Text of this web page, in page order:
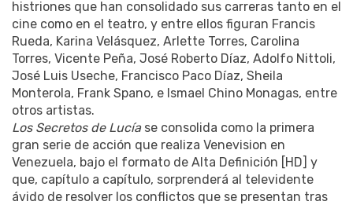
histriones que han consolidado sus carreras tanto en el
cine como en el teatro, y entre ellos figuran Francis
Rueda, Karina Velásquez, Arlette Torres, Carolina
Torres, Vicente Peña, José Roberto Díaz, Adolfo Nittoli,
José Luis Useche, Francisco Paco Díaz, Sheila
Monterola, Frank Spano, e Ismael Chino Monagas, entre
otros artistas.
Los Secretos de Lucíase consolida como la primera
gran serie de acción que realiza Venevision en
Venezuela, bajo el formato de Alta Definición [HD] y
que, capítulo a capítulo, sorprenderá al televidente
ávido de resolver los conflictos que se presentan tras